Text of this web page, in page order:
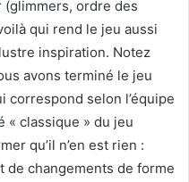
(glimmers, ordre des
qui rend le jeu aussi
inspiration. Notez
avons terminé le jeu
correspond selon l’équipe
« classique » du jeu
qu’il n’en est rien :
de changements de forme